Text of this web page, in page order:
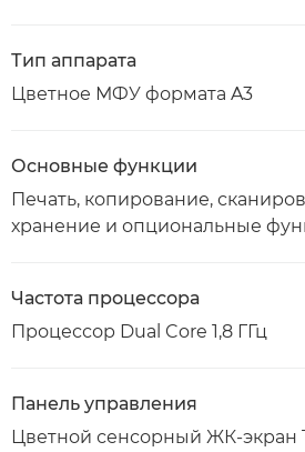
Тип аппарата
Цветное МФУ формата A3
Основные функции
Печать, копирование,
хранение и опциональные
Частота процессора
Процессор Dual Core 1,8 ГГц
Панель управления
Цветной сенсорный ЖК-экран